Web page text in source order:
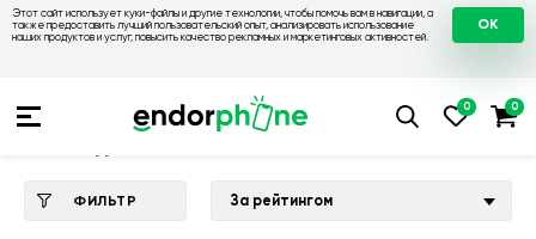
Этот сайт использует куки-файлы и другие технологии, чтобы помочь вам в навигации, а
также предоставить лучший пользовательский опыт, анализировать использование
наших продуктов и услуг, повысить качество рекламных и маркетинговых активностей.
OK
💙 Чехлы на Meizu 💛 Чехол для Meizu
ФИЛЬТР За рейтингом